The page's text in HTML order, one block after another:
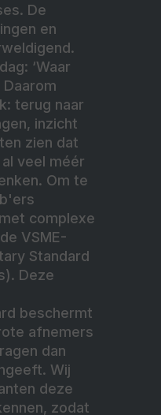
De
en
‘Waar
Daarom
terug naar
inzicht
zien dat
veel méér
Om te
complexe
VSME-
Standard
Deze
beschermt
afnemers
dan
Wij
deze
zodat